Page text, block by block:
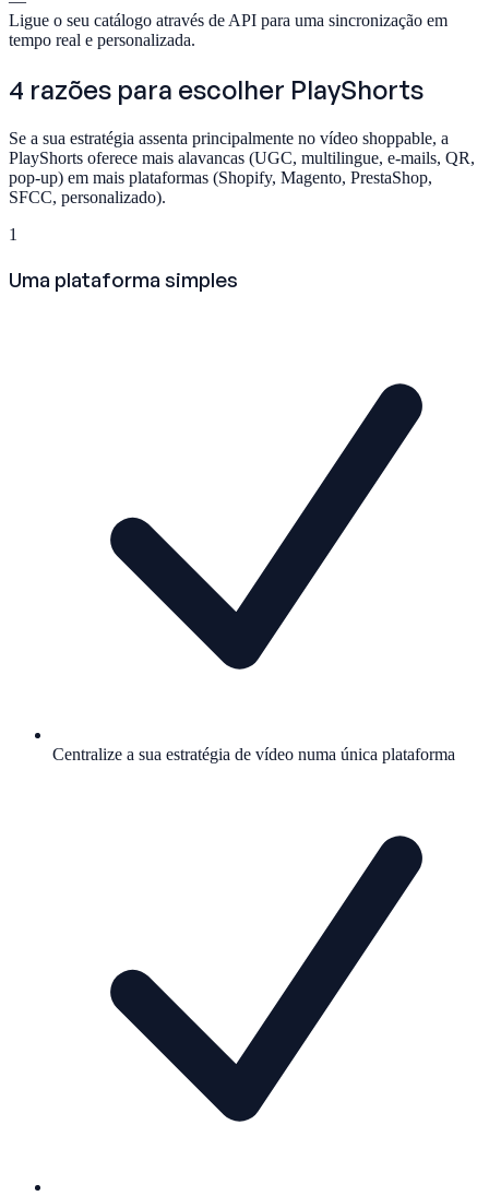
Ligue o seu catálogo através de API para uma sincronização em
tempo real e personalizada.
4 razões para escolher PlayShorts
Se a sua estratégia assenta principalmente no vídeo shoppable, a
PlayShorts oferece mais alavancas (UGC, multilingue, e-mails, QR,
pop-up) em mais plataformas (Shopify, Magento, PrestaShop,
SFCC, personalizado).
1
Uma plataforma simples
Centralize a sua estratégia de vídeo numa única plataforma